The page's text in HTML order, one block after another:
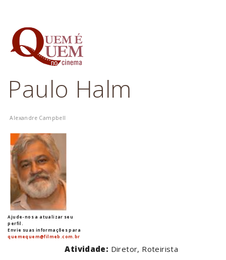
Paulo Halm
Alexandre Campbell
Ajude-nos a atualizar seu
perfil.
Envie suas informações para
quemequem@filmeb.com.br
Atividade: Diretor, Roteirista